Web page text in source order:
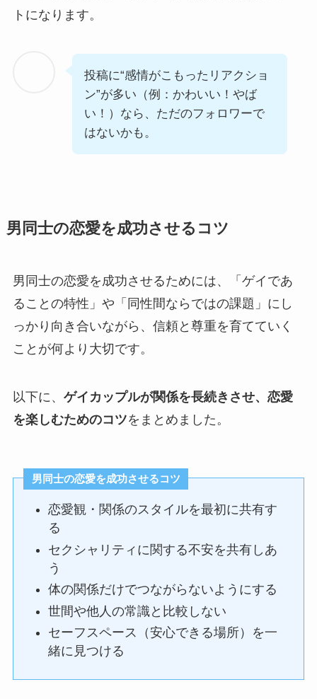
トになります。
投稿に“感情がこもったリアクショ
ン”が多い（例：かわいい！やば
い！）なら、ただのフォロワーで
はないかも。
男同士の恋愛を成功させるコツ
男同士の恋愛を成功させるためには、「ゲイであ
ることの特性」や「同性間ならではの課題」にし
っかり向き合いながら、信頼と尊重を育てていく
ことが何より大切です。
以下に、 ゲイカップルが関係を長続きさせ、恋愛
を楽しむためのコツをまとめました。
男同士の恋愛を成功させるコツ
恋愛観・関係のスタイルを最初に共有す
る
セクシャリティに関する不安を共有しあ
う
体の関係だけでつながらないようにする
世間や他人の常識と比較しない
セーフスペース（安心できる場所）を一
緒に見つける